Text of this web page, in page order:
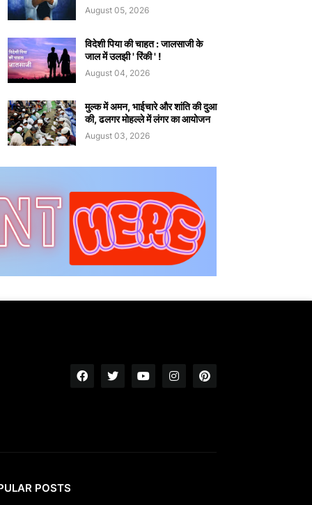
August 05, 2026
विदेशी पिया की चाहत : जालसाजी के
जाल में उलझी ' रिंकी ' !
August 04, 2026
मुल्क में अमन, भाईचारे और शांति की दुआ
की, ढलगर मोहल्ले में लंगर का आयोजन
August 03, 2026
POSTS